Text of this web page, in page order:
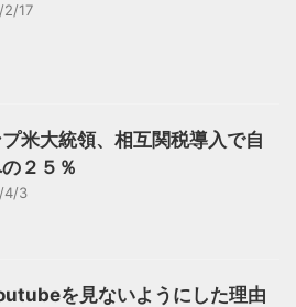
17
プ米大統領、相互関税導入で自
２５％
4/3
を見ないようにした理由